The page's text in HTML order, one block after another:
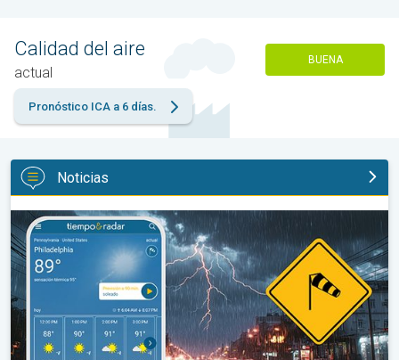
Calidad del aire
actual
BUENA
Pronóstico ICA a 6 días.
Noticias
La oleada de humedad provoca fuertes tormentas. Diluvio